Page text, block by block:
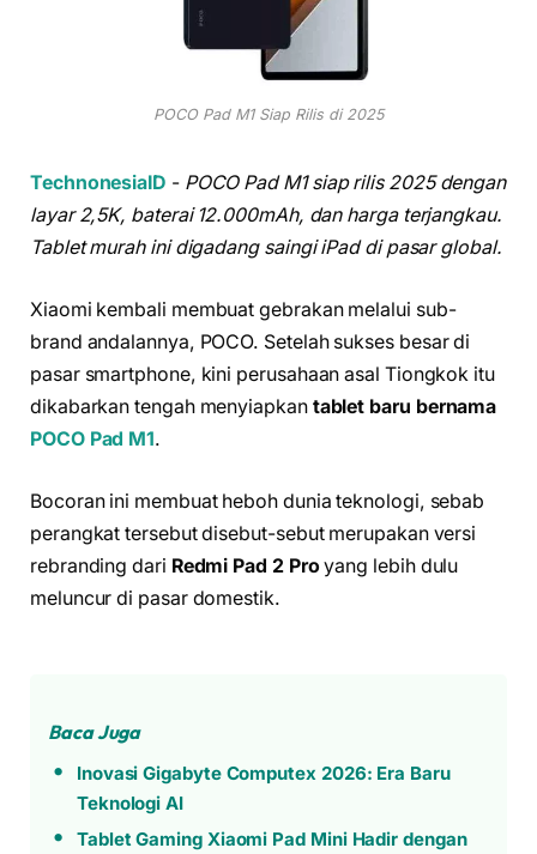
POCO Pad M1 Siap Rilis di 2025
TechnonesiaID - POCO Pad M1 siap rilis 2025 dengan
layar 2,5K, baterai 12.000mAh, dan harga terjangkau.
Tablet murah ini digadang saingi iPad di pasar global.
Xiaomi kembali membuat gebrakan melalui sub-
brand andalannya, POCO. Setelah sukses besar di
pasar smartphone, kini perusahaan asal Tiongkok itu
dikabarkan tengah menyiapkan tablet baru bernama
POCO Pad M1.
Bocoran ini membuat heboh dunia teknologi, sebab
perangkat tersebut disebut-sebut merupakan versi
rebranding dari Redmi Pad 2 Proyang lebih dulu
meluncur di pasar domestik.
Baca Juga
Inovasi Gigabyte Computex 2026: Era Baru
Teknologi AI
Tablet Gaming Xiaomi Pad Mini Hadir dengan